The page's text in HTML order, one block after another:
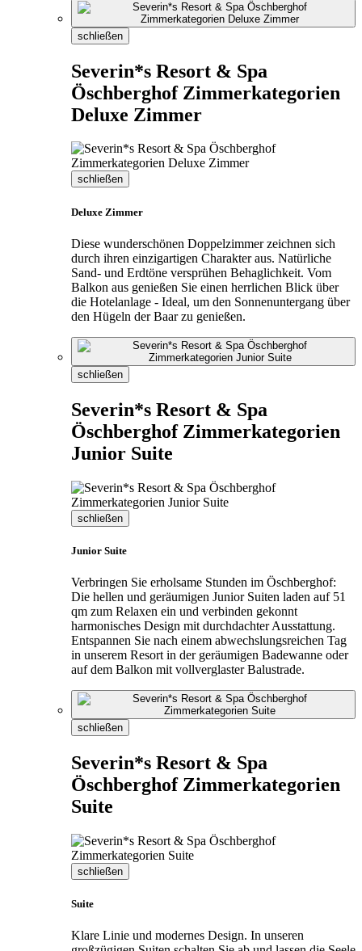
schließen
Severin*s Resort & Spa
Öschberghof Zimmerkategorien
Deluxe Zimmer
schließen
Deluxe Zimmer
Diese wunderschönen Doppelzimmer zeichnen sich
durch ihren einzigartigen Charakter aus. Natürliche
Sand- und Erdtöne versprühen Behaglichkeit. Vom
Balkon aus genießen Sie einen herrlichen Blick über
die Hotelanlage - Ideal, um den Sonnenuntergang über
den Hügeln der Baar zu genießen.
schließen
Severin*s Resort & Spa
Öschberghof Zimmerkategorien
Junior Suite
schließen
Junior Suite
Verbringen Sie erholsame Stunden im Öschberghof:
Die hellen und geräumigen Junior Suiten laden auf 51
qm zum Relaxen ein und verbinden gekonnt
harmonisches Design mit durchdachter Ausstattung.
Entspannen Sie nach einem abwechslungsreichen Tag
in unserem Resort in der geräumigen Badewanne oder
auf dem Balkon mit vollverglaster Balustrade.
schließen
Severin*s Resort & Spa
Öschberghof Zimmerkategorien
Suite
schließen
Suite
Klare Linie und modernes Design. In unseren